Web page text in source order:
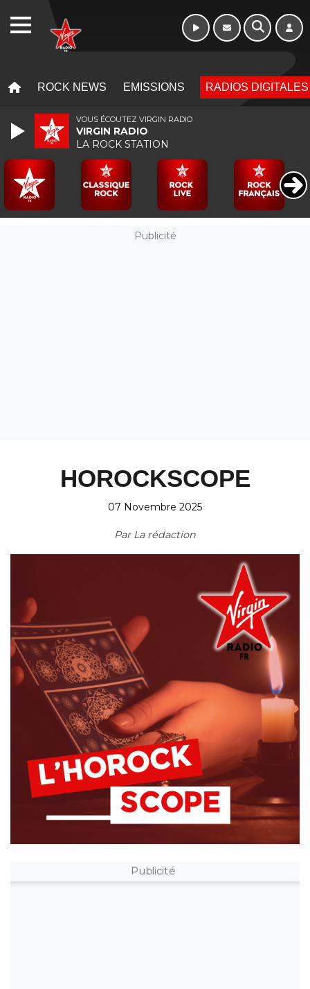
ROCK NEWS EMISSIONS RADIOS DIGITALES
Publicité
HOROCKSCOPE
07 Novembre 2025
Par La rédaction
Publicité
VOUS ÉCOUTEZ VIRGIN RADIO
VIRGIN RADIO
LA ROCK STATION
WEBRADIO 16h - 20h